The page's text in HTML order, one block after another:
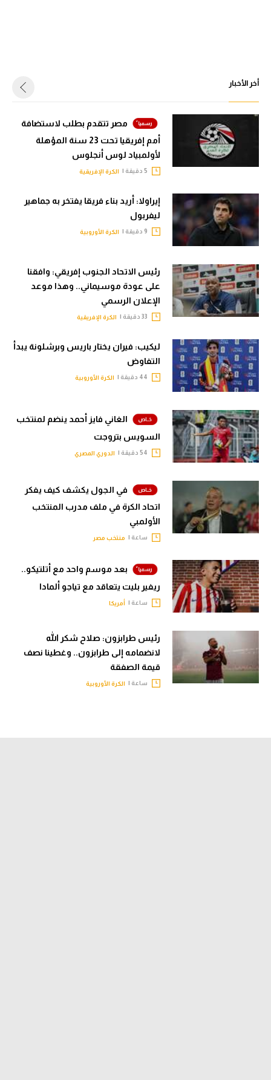
أخر الأخبار
مصر تتقدم بطلب لاستضافة
أمم إفريقيا تحت 23 سنة المؤهلة
لأولمبياد لوس أنجلوس
الكرة الإفريقية
إيراولا: أريد بناء فريقا يفتخر به جماهير
ليفربول
الكرة الأوروبية
رئيس الاتحاد الجنوب إفريقي: وافقنا
على عودة موسيماني.. وهذا موعد
الإعلان الرسمي
الكرة الإفريقية
ليكيب: فيران يختار باريس وبرشلونة يبدأ
التفاوض
الكرة الأوروبية
الغاني فايز أحمد ينضم لمنتخب
السويس بتروجت
الدوري المصري
في الجول يكشف كيف يفكر
اتحاد الكرة في ملف مدرب المنتخب
الأولمبي
ساعة | منتخب مصر
بعد موسم واحد مع أتلتيكو..
ريفير بليت يتعاقد مع تياجو ألمادا
ساعة | أمريكا
رئيس طرابزون: صلاح شكر الله
لانضمامه إلى طرابزون.. وغطينا نصف
قيمة الصفقة
ساعة | الكرة الأوروبية